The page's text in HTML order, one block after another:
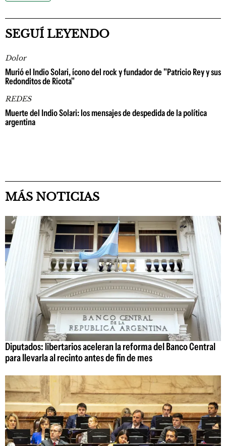
SEGUÍ LEYENDO
Dolor
Murió el Indio Solari, ícono del rock y fundador de "Patricio Rey y sus
Redonditos de Ricota"
REDES
Muerte del Indio Solari: los mensajes de despedida de la política
argentina
MÁS NOTICIAS
Diputados: libertarios aceleran la reforma del Banco Central
para llevarla al recinto antes de fin de mes